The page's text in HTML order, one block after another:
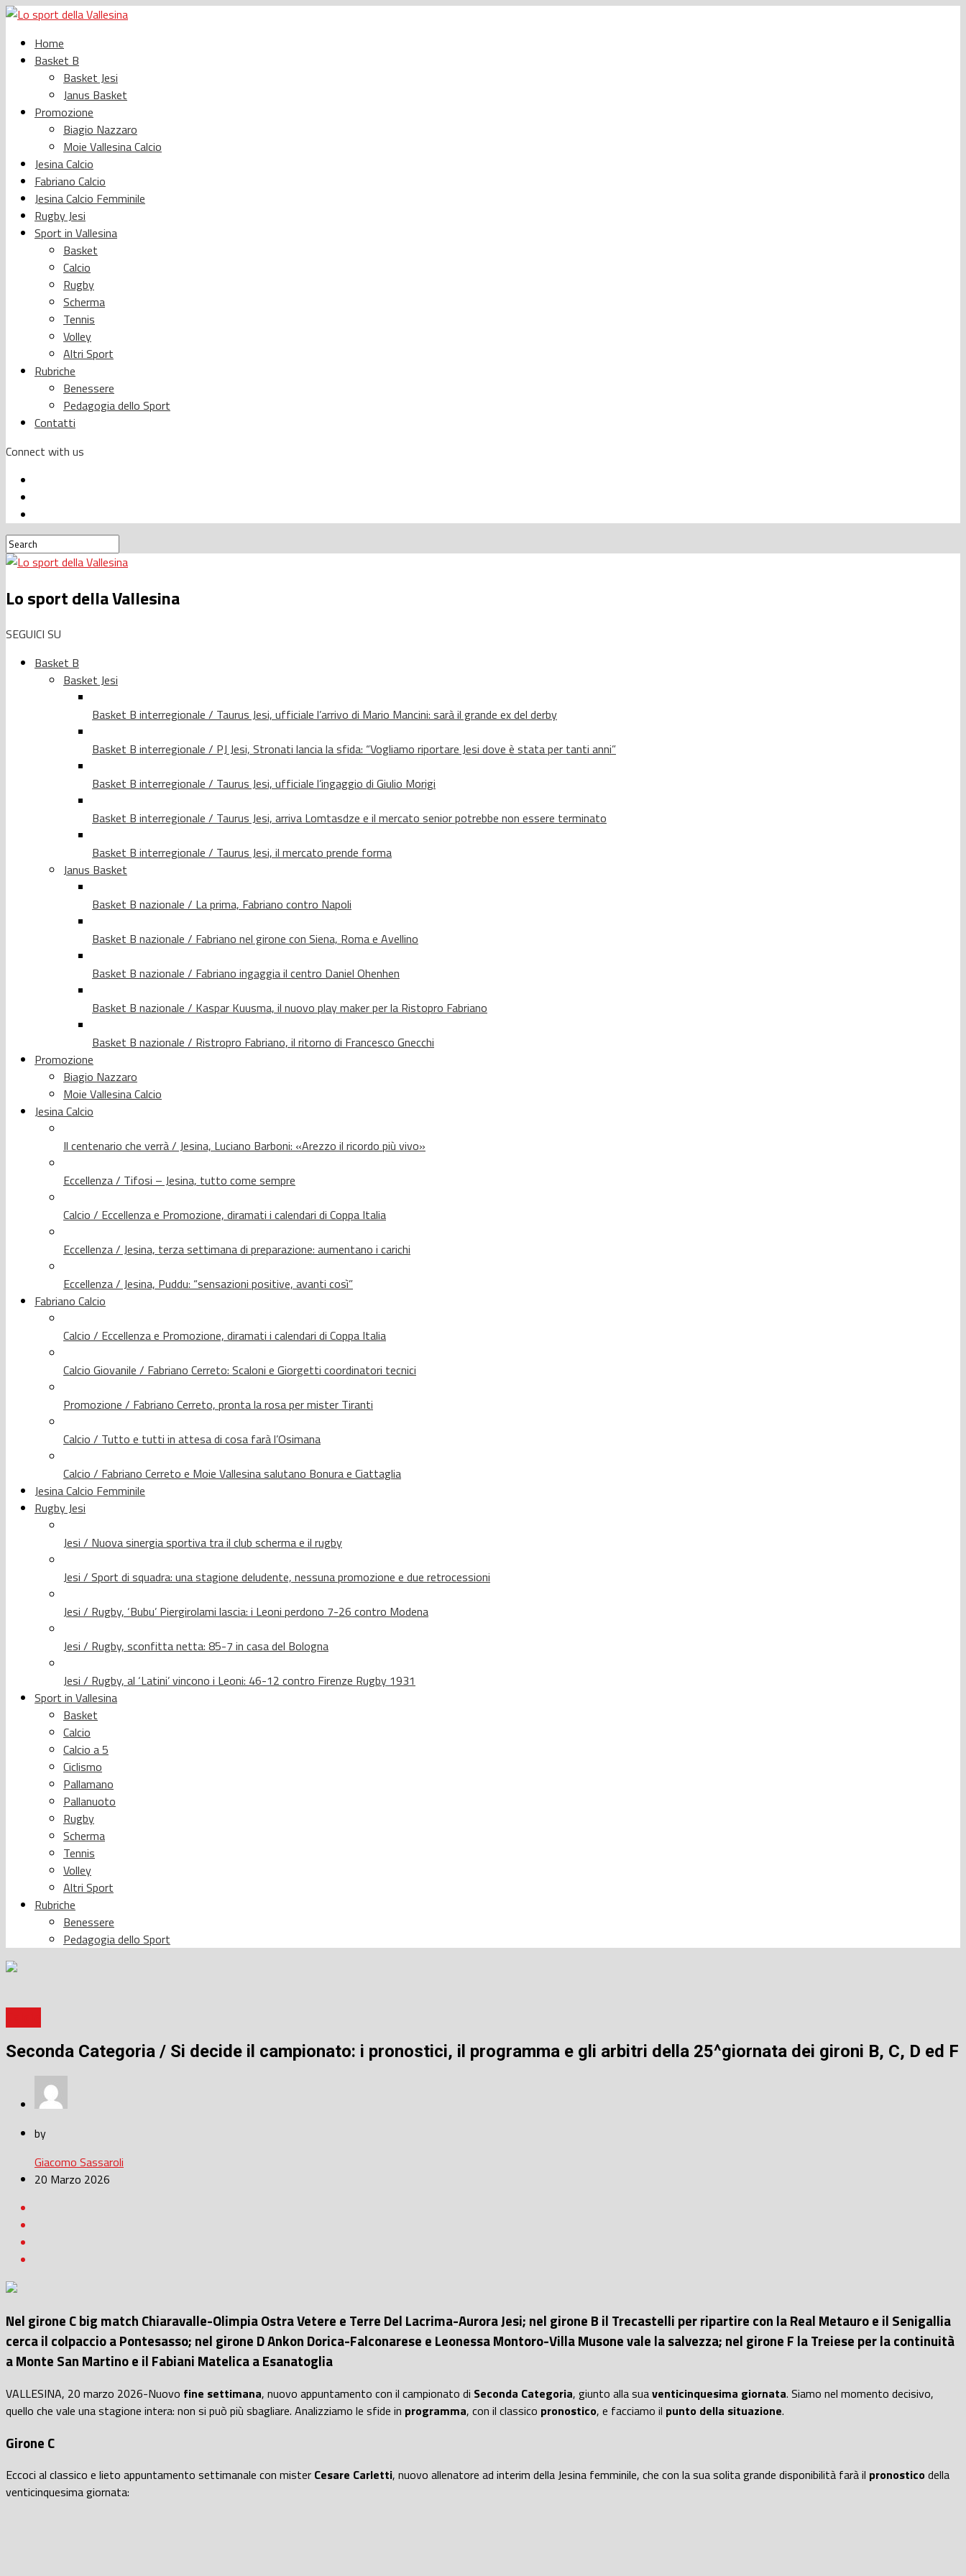
Home
Basket B
Basket Jesi
Janus Basket
Promozione
Biagio Nazzaro
Moie Vallesina Calcio
Jesina Calcio
Fabriano Calcio
Jesina Calcio Femminile
Rugby Jesi
Sport in Vallesina
Basket
Calcio
Rugby
Scherma
Tennis
Volley
Altri Sport
Rubriche
Benessere
Pedagogia dello Sport
Contatti
Connect with us
Lo sport della Vallesina
SEGUICI SU
Basket B
Basket Jesi
Basket B interregionale / Taurus Jesi, ufficiale l’arrivo di Mario Mancini: sarà il grande ex del derby
Basket B interregionale / PJ Jesi, Stronati lancia la sfida: “Vogliamo riportare Jesi dove è stata per tanti anni”
Basket B interregionale / Taurus Jesi, ufficiale l’ingaggio di Giulio Morigi
Basket B interregionale / Taurus Jesi, arriva Lomtasdze e il mercato senior potrebbe non essere terminato
Basket B interregionale / Taurus Jesi, il mercato prende forma
Janus Basket
Basket B nazionale / La prima, Fabriano contro Napoli
Basket B nazionale / Fabriano nel girone con Siena, Roma e Avellino
Basket B nazionale / Fabriano ingaggia il centro Daniel Ohenhen
Basket B nazionale / Kaspar Kuusma, il nuovo play maker per la Ristopro Fabriano
Basket B nazionale / Ristropro Fabriano, il ritorno di Francesco Gnecchi
Promozione
Biagio Nazzaro
Moie Vallesina Calcio
Jesina Calcio
Il centenario che verrà / Jesina, Luciano Barboni: «Arezzo il ricordo più vivo»
Eccellenza / Tifosi – Jesina, tutto come sempre
Calcio / Eccellenza e Promozione, diramati i calendari di Coppa Italia
Eccellenza / Jesina, terza settimana di preparazione: aumentano i carichi
Eccellenza / Jesina, Puddu: “sensazioni positive, avanti così”
Fabriano Calcio
Calcio / Eccellenza e Promozione, diramati i calendari di Coppa Italia
Calcio Giovanile / Fabriano Cerreto: Scaloni e Giorgetti coordinatori tecnici
Promozione / Fabriano Cerreto, pronta la rosa per mister Tiranti
Calcio / Tutto e tutti in attesa di cosa farà l’Osimana
Calcio / Fabriano Cerreto e Moie Vallesina salutano Bonura e Ciattaglia
Jesina Calcio Femminile
Rugby Jesi
Jesi / Nuova sinergia sportiva tra il club scherma e il rugby
Jesi / Sport di squadra: una stagione deludente, nessuna promozione e due retrocessioni
Jesi / Rugby, ‘Bubu’ Piergirolami lascia: i Leoni perdono 7-26 contro Modena
Jesi / Rugby, sconfitta netta: 85-7 in casa del Bologna
Jesi / Rugby, al ‘Latini’ vincono i Leoni: 46-12 contro Firenze Rugby 1931
Sport in Vallesina
Basket
Calcio
Calcio a 5
Ciclismo
Pallamano
Pallanuoto
Rugby
Scherma
Tennis
Volley
Altri Sport
Rubriche
Benessere
Pedagogia dello Sport
Seconda Categoria / Si decide il campionato: i pronostici, il programma e gli arbitri della 25^giornata dei gironi B, C, D ed F
by
Giacomo Sassaroli
20 Marzo 2026
Nel girone C big match Chiaravalle-Olimpia Ostra Vetere e Terre Del Lacrima-Aurora Jesi; nel girone B il Trecastelli per ripartire con la Real Metauro e il Senigallia
cerca il colpaccio a Pontesasso; nel girone D Ankon Dorica-Falconarese e Leonessa Montoro-Villa Musone vale la salvezza; nel girone F la Treiese per la continuità
a Monte San Martino e il Fabiani Matelica a Esanatoglia
VALLESINA, 20 marzo 2026-Nuovo fine settimana, nuovo appuntamento con il campionato di Seconda Categoria, giunto alla suaventicinquesima giornata. Siamo nel momento decisivo,
quello che vale una stagione intera: non si può più sbagliare. Analizziamo le sfide in programma, con il classico pronostico, e facciamo il punto della situazione.
Girone C
Eccoci al classico e lieto appuntamento settimanale con mister Cesare Carletti, nuovo allenatore ad interim della Jesina femminile, che con la sua solita grande disponibilità farà il pronosticodella
venticinquesima giornata: